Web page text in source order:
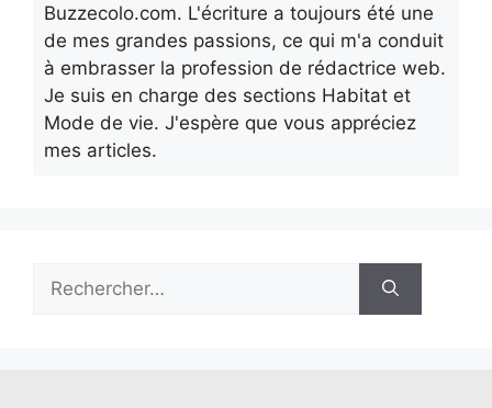
Buzzecolo.com. L'écriture a toujours été une
de mes grandes passions, ce qui m'a conduit
à embrasser la profession de rédactrice web.
Je suis en charge des sections Habitat et
Mode de vie. J'espère que vous appréciez
mes articles.